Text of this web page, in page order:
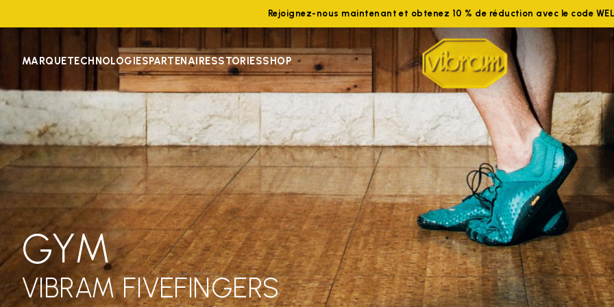
Rejoignez-nous maintenant et obtenez 10 % de réduction avec le code
MARQUETECHNOLOGIESPARTENAIRESSTORIESSHOP
GYM
VIBRAM FIVEFINGERS